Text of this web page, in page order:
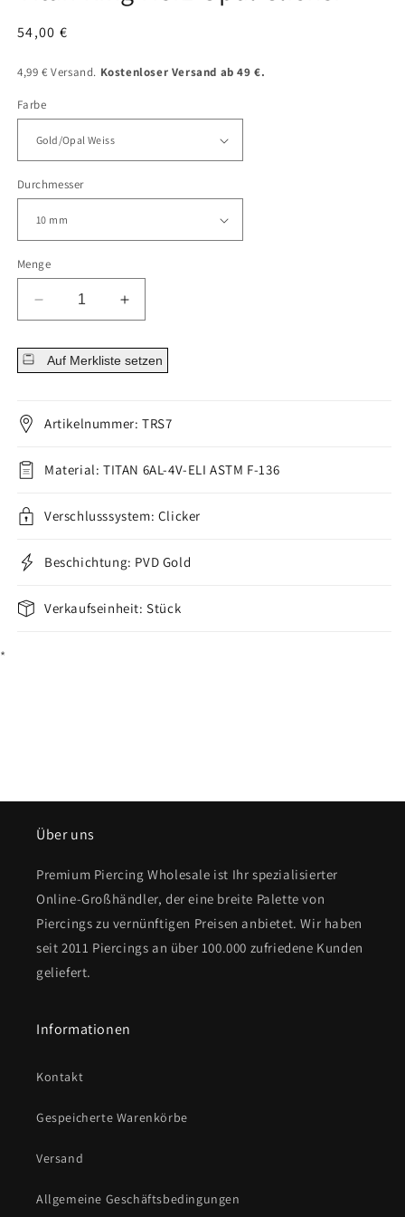
Normaler
54,00 €
4,99 € Versand. Kostenloser Versand ab 49 €.
Farbe
Durchmesser
Menge
Menge
für
Titan
Ring
Clicker
Menge
für
Titan
Ring
Clicker
Auf Merkliste setzen
Artikelnummer: TRS7
Material: TITAN 6AL-4V-ELI ASTM F-136
Verschlusssystem: Clicker
Beschichtung: PVD Gold
Verkaufseinheit: Stück
*
Über uns
Premium Piercing Wholesale ist Ihr spezialisierter
Online-Großhändler, der eine breite Palette von
Piercings zu vernünftigen Preisen anbietet. Wir haben
seit 2011 Piercings an über 100.000 zufriedene Kunden
geliefert.
Informationen
Kontakt
Gespeicherte Warenkörbe
Versand
Allgemeine Geschäftsbedingungen